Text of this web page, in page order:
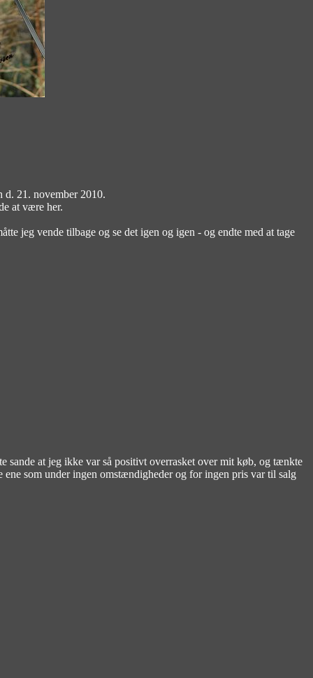
d. 21. november 2010.
at være her.
jeg vende tilbage og se det igen og igen - og endte med at tage
sande at jeg ikke var så positivt overrasket over mit køb, og tænkte
som under ingen omstændigheder og for ingen pris var til salg